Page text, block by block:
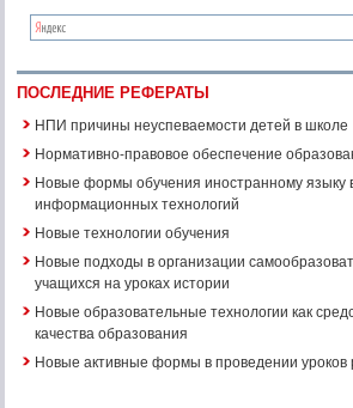
ПОСЛЕДНИЕ РЕФЕРАТЫ
НПИ причины неуспеваемости детей в школе
Нормативно-правовое обеспечение
Новые формы обучения иностранному языку
информационных технологий
Новые технологии обучения
Новые подходы в организации
учащихся на уроках истории
Новые образовательные технологии как
качества образования
Новые активные формы в проведении уроков